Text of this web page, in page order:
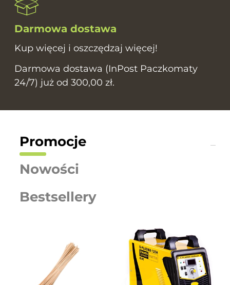
Darmowa dostawa
Kup więcej i oszczędzaj więcej!
Darmowa dostawa (InPost Paczkomaty
24/7) już od 300,00 zł.
Promocje
Nowości
Bestsellery